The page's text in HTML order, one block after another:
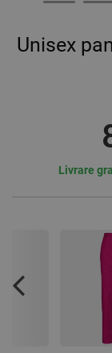
Unisex
Livrare